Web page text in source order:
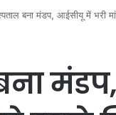
बना मंडप, आईसीयू में भरी